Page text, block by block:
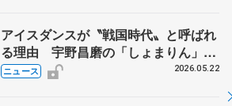
アイスダンスが〝戦国時代〟と呼ばれ
る理由 宇野昌磨の「しょまりん」ら
実力者が相次いで参戦 国内の競争激
ニュース 2026.05.22